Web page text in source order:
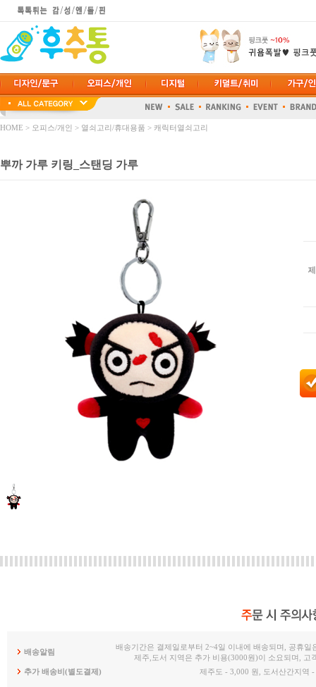
HOME > 오피스/개인 > 열쇠고리/휴대용품 > 캐릭터열쇠고리
뿌까 가루 키링_스탠딩 가루
배송알림
배송기간은 결제일로부터 2~4일 이내에 배송되며, 공휴일
제주,도서 지역은 추가 비용(3000원)이 소요되며, 고
추가 배송비(별도결제)
제주도 - 3,000 원, 도서산간지역 -